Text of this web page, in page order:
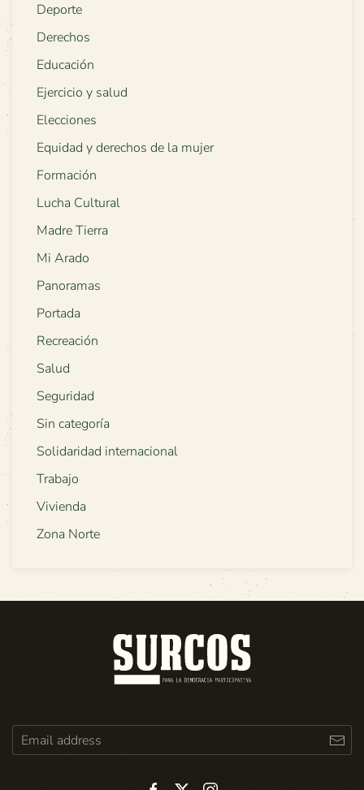
Deporte
Derechos
Educación
Ejercicio y salud
Elecciones
Equidad y derechos de la mujer
Formación
Lucha Cultural
Madre Tierra
Mi Arado
Panoramas
Portada
Recreación
Salud
Seguridad
Sin categoría
Solidaridad internacional
Trabajo
Vivienda
Zona Norte